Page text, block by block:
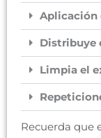
Aplicación
Distribuye
Limpia el
Recuerda que